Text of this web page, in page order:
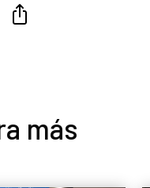
más